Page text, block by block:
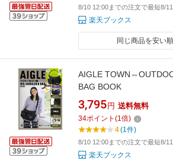
8/10 12:00までの注文で最短8/
楽天ブックス
同じ商品を安い
AIGLE
BAG BOOK
3,795 円 送料無料
34ポイント (1倍)
4(1件)
8/10 12:00までの注文で最短8/
楽天ブックス